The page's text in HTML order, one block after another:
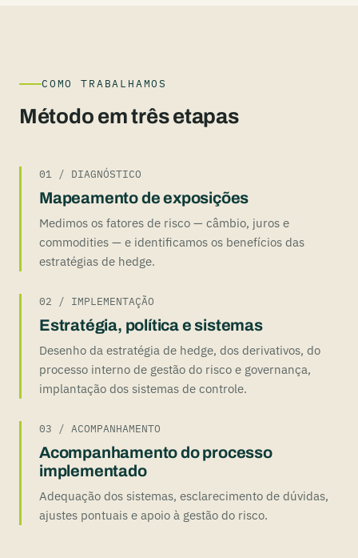
COMO TRABALHAMOS
Método em três etapas
01 / DIAGNÓSTICO
Mapeamento de exposições
Medimos os fatores de risco — câmbio, juros e
commodities — e identificamos os benefícios das
estratégias de hedge.
02 / IMPLEMENTAÇÃO
Estratégia, política e sistemas
Desenho da estratégia de hedge, dos derivativos, do
processo interno de gestão do risco e governança,
implantação dos sistemas de controle.
03 / ACOMPANHAMENTO
Acompanhamento do processo
implementado
Adequação dos sistemas, esclarecimento de dúvidas,
ajustes pontuais e apoio à gestão do risco.